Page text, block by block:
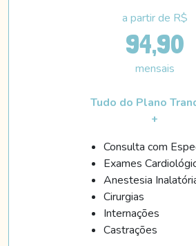
a partir de R$
94,90
mensais
Tudo do Plano
+
Consulta com
Exames
Anestesia
Cirurgias
Internações
Castrações